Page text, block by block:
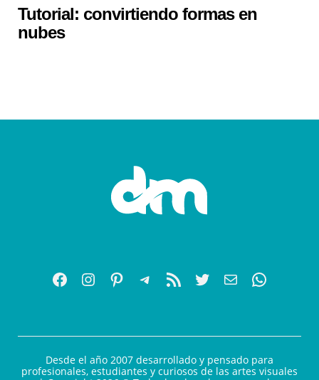
Tutorial: convirtiendo formas en
nubes
Desde el año 2007 desarrollado y pensado para
profesionales, estudiantes y curiosos de las artes visuales